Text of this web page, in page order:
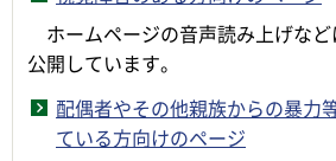
ホームページの音声読み上げな
公開しています。
配偶者やその他親族からの暴力
ている方向けのページ